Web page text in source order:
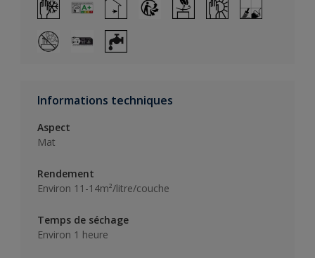
Informations techniques
Aspect
Mat
Rendement
Environ 11-14m²/litre/couche
Temps de séchage
Environ 1 heure